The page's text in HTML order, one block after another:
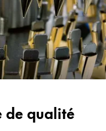
de qualité